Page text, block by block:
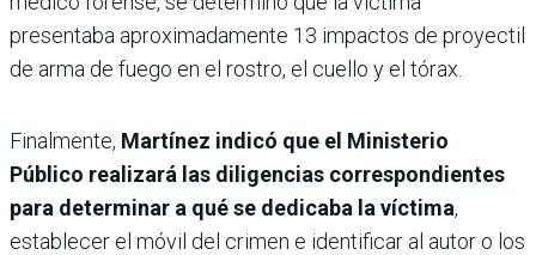
presentaba aproximadamente 13 impactos de proyectil
de arma de fuego en el rostro, el cuello y el tórax.
Finalmente, Martínez indicó que el Ministerio
Público realizará las diligencias correspondientes
para determinar a qué se dedicaba la víctima,
establecer el móvil del crimen e identificar al autor o los